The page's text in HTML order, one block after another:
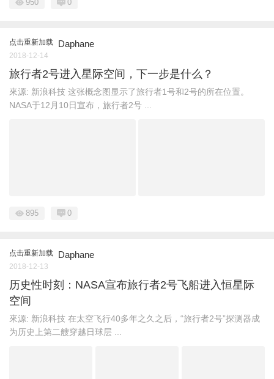
950 0
点击重新加载 Daphane
2018-12-14
旅行者2号进入星际空间，下一步是什么？
來源: 新浪科技 这张概念图显示了旅行者1号和2号的所在位置。
NASA于12月10日宣布，旅行者2号 ...
895 0
点击重新加载 Daphane
2018-12-13
历史性时刻：NASA宣布旅行者2号飞船进入恒星际
空间
來源: 新浪科技 在太空飞行40多年之久之后，“旅行者2号”探测器成
为历史上第二艘穿越日球层 ...